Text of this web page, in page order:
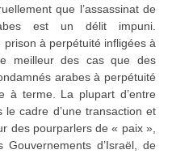
que l’assassinat de
est un délit impuni.
à perpétuité infligées à
meilleur des cas que des
arabes à perpétuité
à terme. La plupart d’entre
cadre d’une transaction et
des pourparlers de « paix »,
d’Israël, de